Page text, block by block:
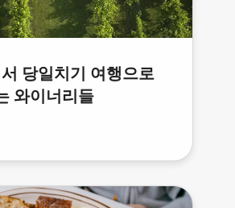
당일치기 여행으로
와이너리들